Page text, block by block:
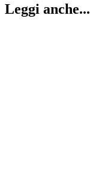
Leggi anche...